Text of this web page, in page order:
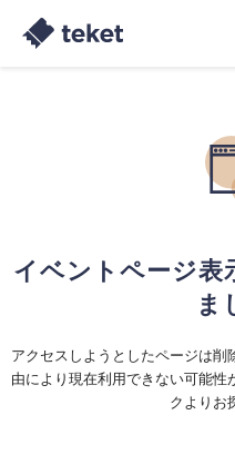
イベントページ表
ま
アクセスしようとしたページは
由により現在利用できない可能
クよりお